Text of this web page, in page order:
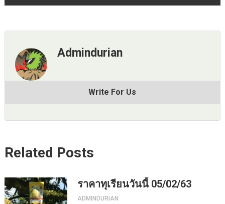
Admindurian
Write For Us
Related Posts
ราคาทุเรียนวันนี้ 05/02/63
ADMINDURIAN